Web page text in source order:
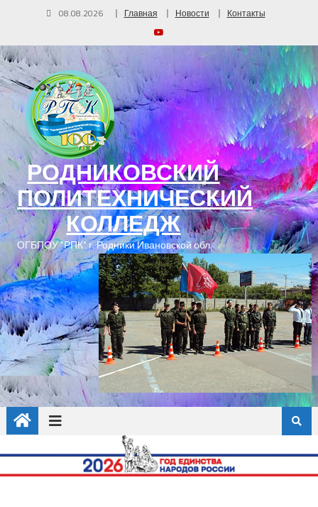
08.08.2026 Главная Новости Контакты
РОДНИКОВСКИЙ
ПОЛИТЕХНИЧЕСКИЙ
КОЛЛЕДЖ
ОГБПОУ "РПК" г. Родники Ивановской обл.